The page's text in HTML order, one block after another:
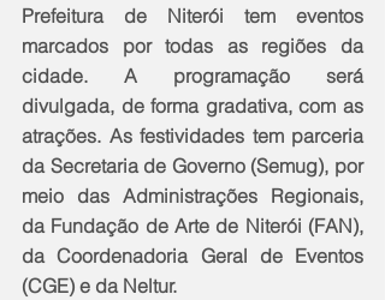
Prefeitura de Niterói tem eventos
marcados por todas as regiões da
cidade. A programação será
divulgada, de forma gradativa, com as
atrações. As festividades tem parceria
da Secretaria de Governo (Semug), por
meio das Administrações Regionais,
da Fundação de Arte de Niterói (FAN),
da Coordenadoria Geral de Eventos
(CGE) e da Neltur.